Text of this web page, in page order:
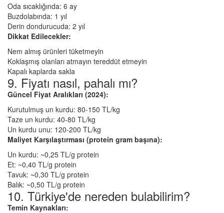
Oda sıcaklığında: 6 ay
Buzdolabında: 1 yıl
Derin dondurucuda: 2 yıl
Dikkat Edilecekler:
Nem almış ürünleri tüketmeyin
Koklaşmış olanları atmayın tereddüt etmeyin
Kapalı kaplarda sakla
9. Fiyatı nasıl, pahalı mı?
Güncel Fiyat Aralıkları (2024):
Kurutulmuş un kurdu: 80-150 TL/kg
Taze un kurdu: 40-80 TL/kg
Un kurdu unu: 120-200 TL/kg
Maliyet Karşılaştırması (protein gram başına):
Un kurdu: ~0,25 TL/g protein
Et: ~0,40 TL/g protein
Tavuk: ~0,30 TL/g protein
Balık: ~0,50 TL/g protein
10. Türkiye'de nereden bulabilirim?
Temin Kaynakları: